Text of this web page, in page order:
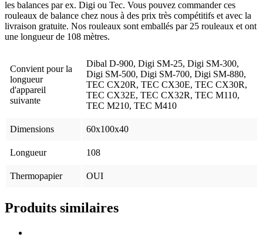
les balances par ex. Digi ou Tec. Vous pouvez commander ces
rouleaux de balance chez nous à des prix très compétitifs et avec la
livraison gratuite. Nos rouleaux sont emballés par 25 rouleaux et ont
une longueur de 108 mètres.
Convient pour la
longueur
d'appareil
suivante
Dibal D-900, Digi SM-25, Digi SM-300,
Digi SM-500, Digi SM-700, Digi SM-880,
TEC CX20R, TEC CX30E, TEC CX30R,
TEC CX32E, TEC CX32R, TEC M110,
TEC M210, TEC M410
Dimensions 60x100x40
Longueur 108
Thermopapier OUI
Produits similaires